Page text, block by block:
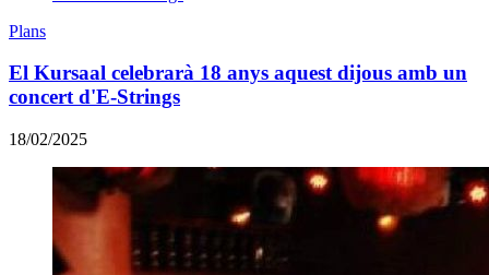
Plans
El Kursaal celebrarà 18 anys aquest dijous amb un
concert d'E-Strings
18/02/2025